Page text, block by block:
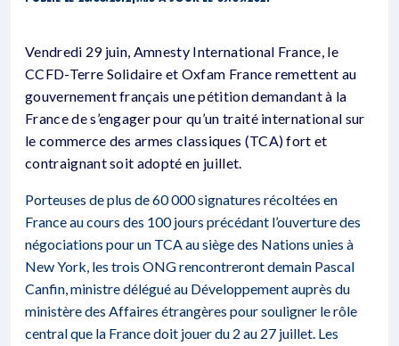
Vendredi 29 juin, Amnesty International France, le
CCFD-Terre Solidaire et Oxfam France remettent au
gouvernement français une pétition demandant à la
France de s’engager pour qu’un traité international sur
le commerce des armes classiques (TCA) fort et
contraignant soit adopté en juillet.
Porteuses de plus de 60 000 signatures récoltées en
France au cours des 100 jours précédant l’ouverture des
négociations pour un TCA au siège des Nations unies à
New York, les trois ONG rencontreront demain Pascal
Canfin, ministre délégué au Développement auprès du
ministère des Affaires étrangères pour souligner le rôle
central que la France doit jouer du 2 au 27 juillet. Les